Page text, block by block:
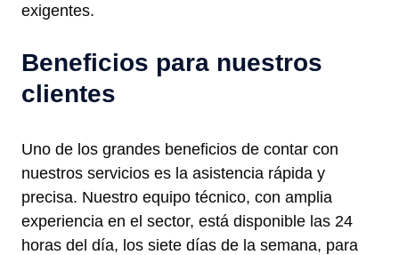
exigentes.
Beneficios para nuestros
clientes
Uno de los grandes beneficios de contar con
nuestros servicios es la asistencia rápida y
precisa. Nuestro equipo técnico, con amplia
experiencia en el sector, está disponible las 24
horas del día, los siete días de la semana, para